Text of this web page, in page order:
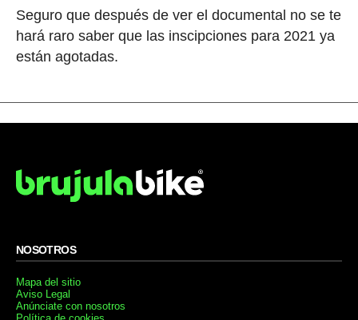
Seguro que después de ver el documental no se te
hará raro saber que las inscipciones para 2021 ya
están agotadas.
NOSOTROS
Mapa del sitio
Aviso Legal
Anúnciate con nosotros